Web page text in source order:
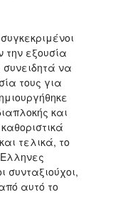
εξουσία
να
τους για
και
τελικά, το
συνταξιούχοι,
αυτό το